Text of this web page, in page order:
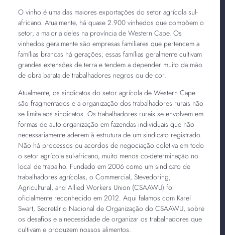
O vinho é uma das maiores exportações do setor agrícola sul-
africano. Atualmente, há quase 2.900 vinhedos que compõem o
setor, a maioria deles na província de Western Cape. Os
vinhedos geralmente são empresas familiares que pertencem a
famílias brancas há gerações; essas famílias geralmente cultivam
grandes extensões de terra e tendem a depender muito da mão
de obra barata de trabalhadores negros ou de cor.
Atualmente, os sindicatos do setor agrícola de Western Cape
são fragmentados e a organização dos trabalhadores rurais não
se limita aos sindicatos. Os trabalhadores rurais se envolvem em
formas de auto-organização em fazendas individuais que não
necessariamente aderem à estrutura de um sindicato registrado.
Não há processos ou acordos de negociação coletiva em todo
o setor agrícola sul-africano, muito menos co-determinação no
local de trabalho. Fundado em 2006 como um sindicato de
trabalhadores agrícolas, o Commercial, Stevedoring,
Agricultural, and Allied Workers Union (CSAAWU) foi
oficialmente reconhecido em 2012. Aqui falamos com Karel
Swart, Secretário Nacional de Organização do CSAAWU, sobre
os desafios e a necessidade de organizar os trabalhadores que
cultivam e produzem nossos alimentos.